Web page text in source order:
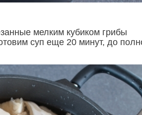
мелким кубиком грибы
суп еще 20 минут, до